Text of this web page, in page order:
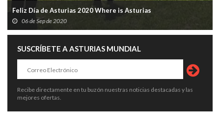
Feliz Día de Asturias 2020 Where is Asturias
06 de Sep de 2020
SUSCRÍBETE A ASTURIAS MUNDIAL
Recibe directamente en tu buzón nuestras noticias destacadas y las
mejores ofertas.